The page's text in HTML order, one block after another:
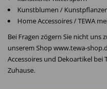
Kunstblumen /
Home Accessoires / TEWA
Bei Fragen zögern Sie nicht uns
unserem Shop www.tewa-
Accessoires und Dekoartikel bei
Zuhause.